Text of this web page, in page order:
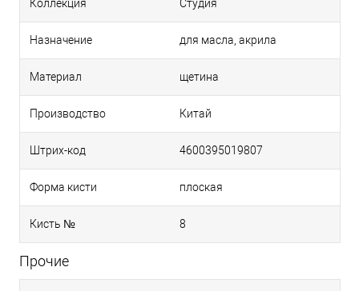
Коллекция Студия
Назначение для масла, акрила
Материал щетина
Производство Китай
Штрих-код 4600395019807
Форма кисти плоская
Кисть № 8
Прочие